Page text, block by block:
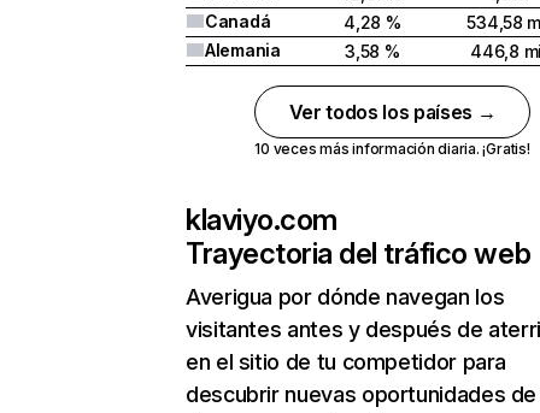
Canadá
4,28 %
534,58
Alemania
3,58 % 446,8
Ver todos los países →
10 veces más información diaria. ¡Gratis!
klaviyo.com
Trayectoria del tráfico web
Averigua por dónde navegan los
visitantes antes y después de
en el sitio de tu competidor para
descubrir nuevas oportunidades de